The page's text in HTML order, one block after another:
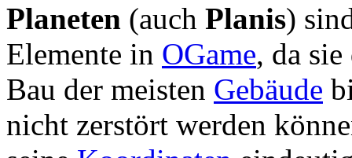
Planeten (auch Planis)
Elemente in OGame, da
Bau der meisten Gebäude
nicht zerstört werden